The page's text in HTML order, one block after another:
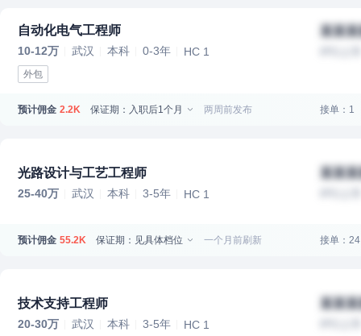
自动化电气工程师
10-12万 武汉 本科 0-3年 HC 1
外包
某某
预计佣金 2.2K 保证期：入职后1个月 两周前发布 接单：1
光路设计与工艺工程师
25-40万 武汉 本科 3-5年 HC 1
某某
预计佣金 55.2K 保证期：见具体档位 一个月前刷新 接单：24
技术支持工程师
20-30万 武汉 本科 3-5年 HC 1
某某